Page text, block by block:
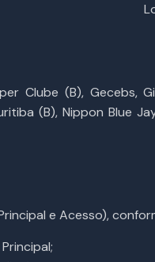
Clube (B), Gecebs,
(B), Nippon Blue
e Acesso),